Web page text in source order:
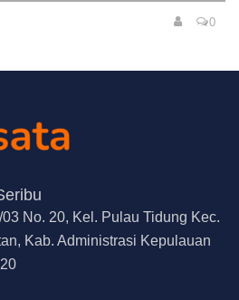
0
No. 20, Kel. Pulau Tidung Kec.
Kab. Administrasi Kepulauan